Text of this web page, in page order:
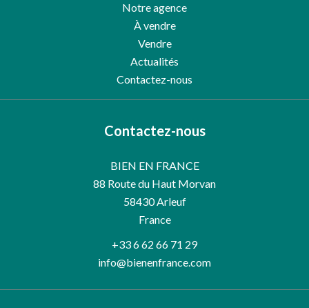
Notre agence
À vendre
Vendre
Actualités
Contactez-nous
Contactez-nous
BIEN EN FRANCE
88 Route du Haut Morvan
58430Arleuf
France
+33 6 62 66 71 29
info@bienenfrance.com